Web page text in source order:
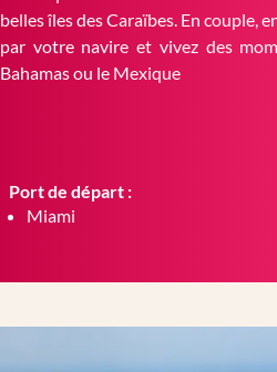
belles îles des Caraïbes. En couple,
par votre navire et vivez des
Bahamas ou le Mexique
Port de départ :
Miami